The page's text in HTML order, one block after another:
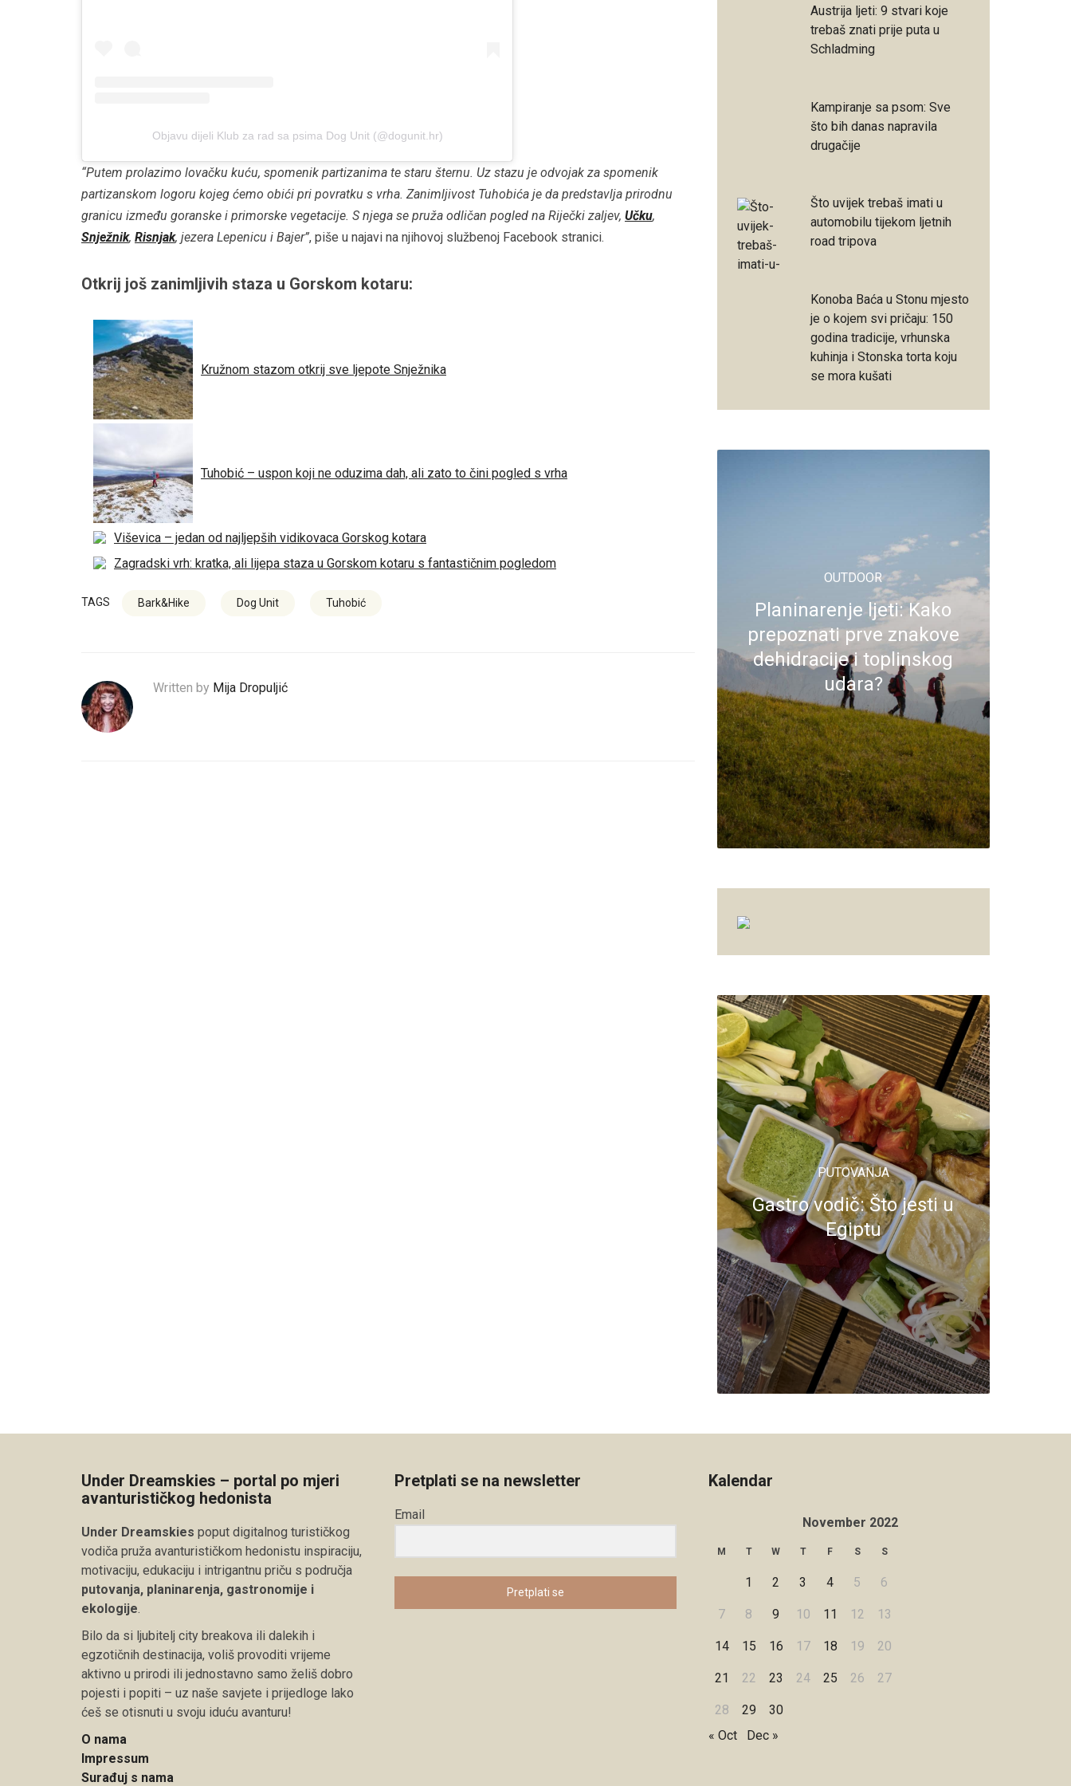
Objavu dijeli Klub za rad sa psima Dog Unit (@dogunit.hr)
“Putem prolazimo lovačku kuću, spomenik partizanima te staru šternu. Uz stazu je odvojak za spomenik
partizanskom logoru kojeg ćemo obići pri povratku s vrha. Zanimljivost Tuhobića je da predstavlja prirodnu
granicu između goranske i primorske vegetacije. S njega se pruža odličan pogled na Riječki zaljev, Učku,
Snježnik, Risnjak, jezera Lepenicu i Bajer”, piše u najavi na njihovoj službenoj Facebook stranici.
Otkrij još zanimljivih staza u Gorskom kotaru:
Kružnom stazom otkrij sve ljepote Snježnika
Tuhobić – uspon koji ne oduzima dah, ali zato to čini pogled s vrha
Viševica – jedan od najljepših vidikovaca Gorskog kotara
Zagradski vrh: kratka, ali lijepa staza u Gorskom kotaru s fantastičnim pogledom
TAGS Bark&Hike Dog Unit Tuhobić
Written by Mija Dropuljić
Austrija ljeti: 9 stvari koje
trebaš znati prije puta u
Schladming
Kampiranje sa psom: Sve
što bih danas napravila
drugačije
Što uvijek trebaš imati u
automobilu tijekom ljetnih
road tripova
Konoba Baća u Stonu mjesto
je o kojem svi pričaju: 150
godina tradicije, vrhunska
kuhinja i Stonska torta koju
se mora kušati
OUTDOOR
Planinarenje ljeti: Kako
prepoznati prve znakove
dehidracije i toplinskog
udara?
PUTOVANJA
Gastro vodič: Što jesti u
Egiptu
Under Dreamskies – portal po mjeri
avanturističkog hedonista
Under Dreamskies poput digitalnog turističkog
vodiča pruža avanturističkom hedonistu inspiraciju,
motivaciju, edukaciju i intrigantnu priču s područja
putovanja, planinarenja, gastronomije i
ekologije.
Bilo da si ljubitelj city breakova ili dalekih i
egzotičnih destinacija, voliš provoditi vrijeme
aktivno u prirodi ili jednostavno samo želiš dobro
pojesti i popiti – uz naše savjete i prijedloge lako
ćeš se otisnuti u svoju iduću avanturu!
O nama
Impressum
Surađuj s nama
Pretplati se na newsletter
Email
Pretplati se
Kalendar
November 2022
M T W T F S S
1 2 3 4 5 6
7 8 9 10 11 12 13
14 15 16 17 18 19 20
21 22 23 24 25 26 27
28 29
30
« Oct
Dec »